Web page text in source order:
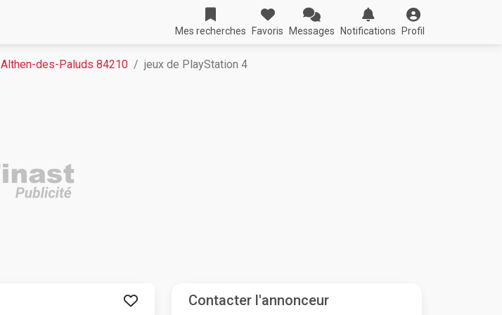
Mes recherches Favoris Messages Notifications Profil
Althen-des-Paluds 84210 jeux de PlayStation 4
Contacter l'annonceur